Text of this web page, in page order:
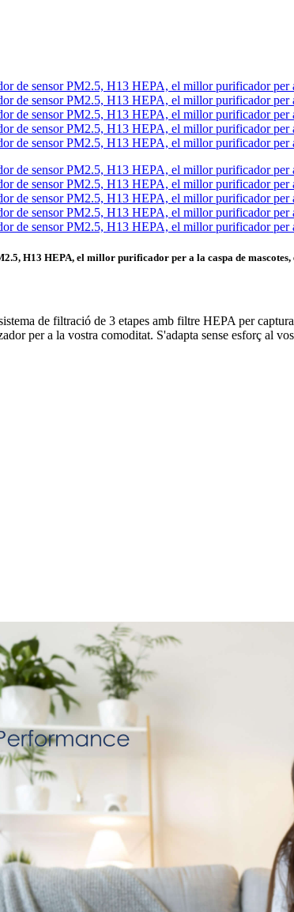
H13 HEPA, el millor purificador per a la caspa de mascotes,
de filtració de 3 etapes amb filtre HEPA per
per a la vostra comoditat. S'adapta sense esforç al